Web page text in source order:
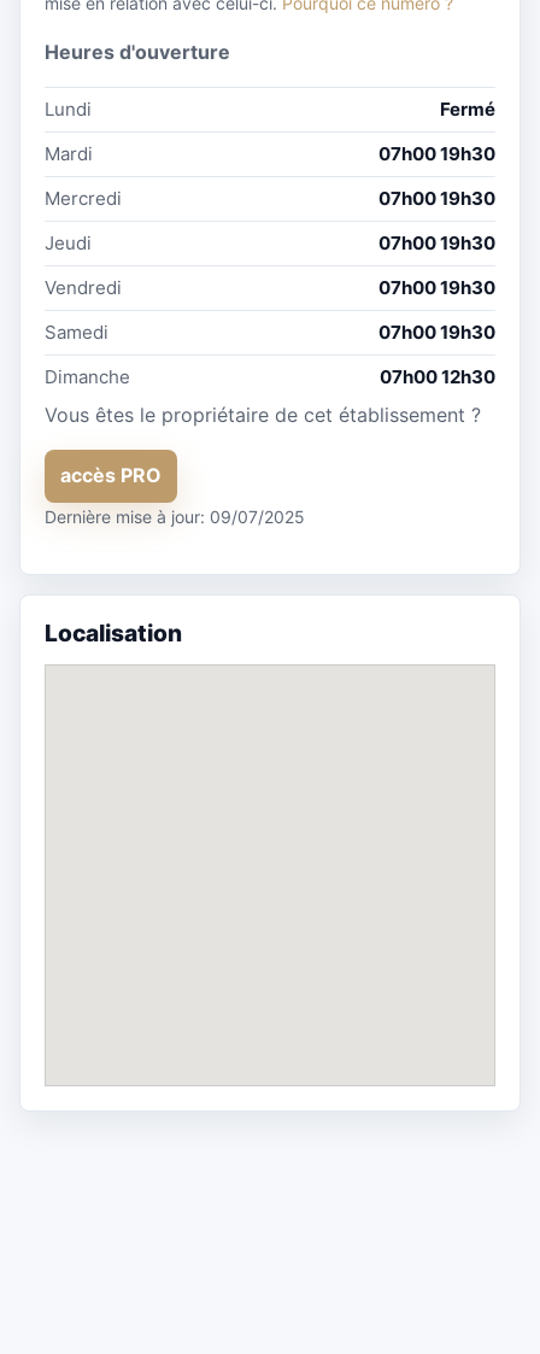
Heures d'ouverture
Lundi
Fermé
Mardi
07h00 19h30
Mercredi
07h00 19h30
Jeudi
07h00 19h30
Vendredi
07h00 19h30
Samedi
07h00 19h30
Dimanche
07h00 12h30
Vous êtes le propriétaire de cet établissement ?
accès PRO
Dernière mise à jour: 09/07/2025
Localisation